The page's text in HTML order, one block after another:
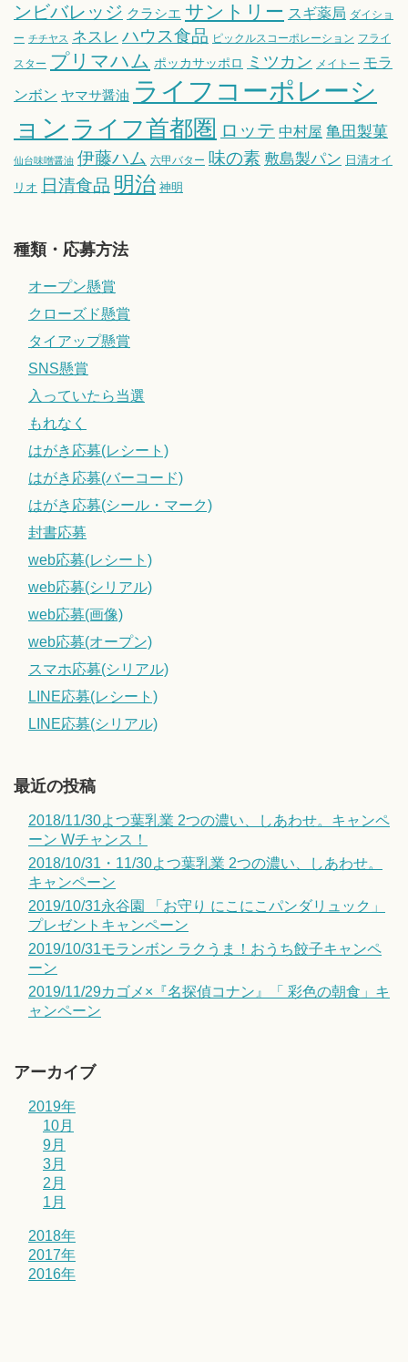
ンビバレッジ クラシエ サントリー スギ薬局 ダイショ
ー チチヤス ネスレ ハウス食品 ピックルスコーポレーション フライ
スター プリマハム ポッカサッポロ ミツカン メイトー モラ
ンボン ヤマサ醤油 ライフコーポレーシ
ョン ライフ首都圏 ロッテ 中村屋 亀田製菓
仙台味噌醤油 伊藤ハム 六甲バター 味の素 敷島製パン 日清オイ
リオ 日清食品 明治 神明
種類・応募方法
オープン懸賞
クローズド懸賞
タイアップ懸賞
SNS懸賞
入っていたら当選
もれなく
はがき応募(レシート)
はがき応募(バーコード)
はがき応募(シール・マーク)
封書応募
web応募(レシート)
web応募(シリアル)
web応募(画像)
web応募(オープン)
スマホ応募(シリアル)
LINE応募(レシート)
LINE応募(シリアル)
最近の投稿
2018/11/30よつ葉乳業 2つの濃い、しあわせ。キャンペ
ーン Wチャンス！
2018/10/31・11/30よつ葉乳業 2つの濃い、しあわせ。
キャンペーン
2019/10/31永谷園 「お守り にこにこパンダリュック」
プレゼントキャンペーン
2019/10/31モランボン ラクうま！おうち餃子キャンペ
ーン
2019/11/29カゴメ×『名探偵コナン』「 彩色の朝食」キ
ャンペーン
アーカイブ
2019年
10月
9月
3月
2月
1月
2018年
2017年
2016年